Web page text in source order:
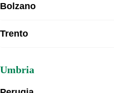
Bolzano
Trento
Umbria